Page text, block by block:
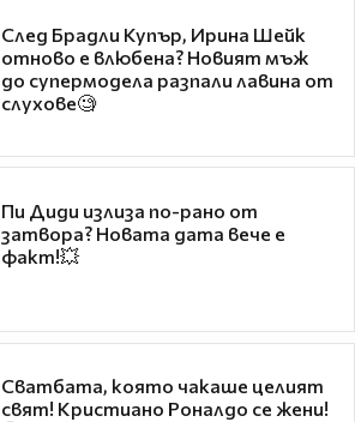
След Брадли Купър, Ирина Шейк
отново е влюбена? Новият мъж
до супермодела разпали лавина от
слухове🧐
Пи Диди излиза по-рано от
затвора? Новата дата вече е
факт!💥
Сватбата, която чакаше целият
свят! Кристиано Роналдо се жени!